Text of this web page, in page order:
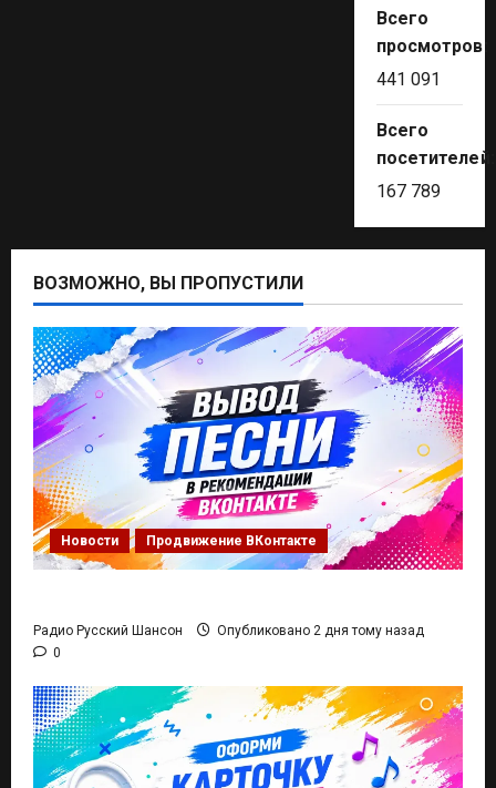
Всего
просмотров:
441 091
Всего
167 789
ВОЗМОЖНО, ВЫ ПРОПУСТИЛИ
Новости Продвижение ВКонтакте
Радио Русский Шансон
Опубликовано 2 дня тому назад
0